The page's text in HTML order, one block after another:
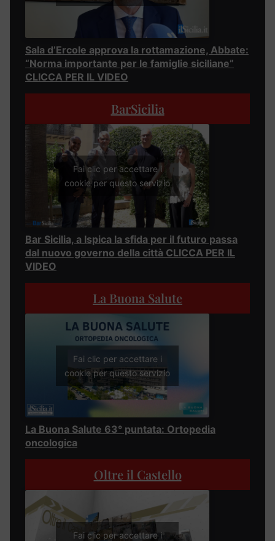
Sala d’Ercole approva la rottamazione, Abbate:
“Norma importante per le famiglie siciliane”
CLICCA PER IL VIDEO
BarSicilia
Fai clic per accettare i
cookie per questo servizio
Bar Sicilia, a Ispica la sfida per il futuro passa
dal nuovo governo della città CLICCA PER IL
VIDEO
La Buona Salute
Fai clic per accettare i
cookie per questo servizio
La Buona Salute 63° puntata: Ortopedia
oncologica
Oltre il Castello
Fai clic per accettare i